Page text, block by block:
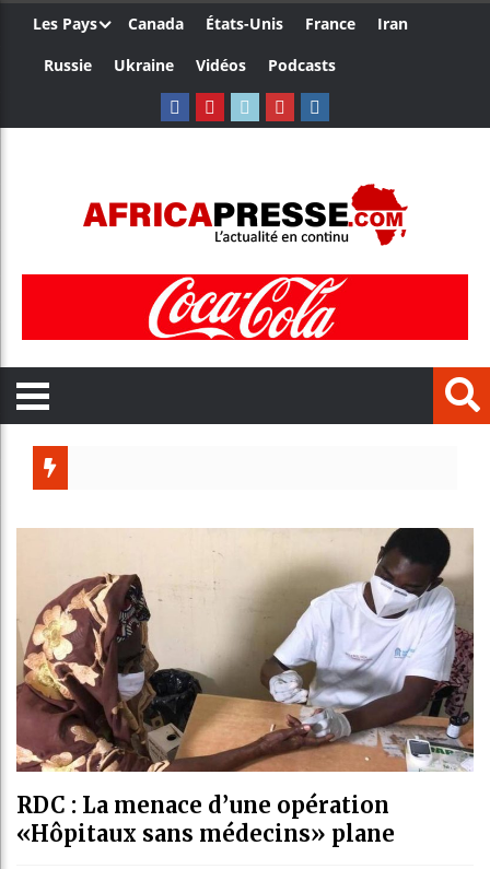
Les Pays Canada États-Unis France
Iran
Russie
Ukraine Vidéos Podcasts
Bénin
Aliko
RDC : La menace d’une opération
«Hôpitaux sans médecins» plane